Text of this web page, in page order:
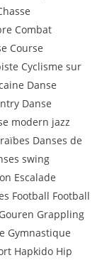
Combat
Course
Cyclisme sur
Danse
Danse
modern jazz
Danses de
swing
Escalade
Football Football
Grappling
Gymnastique
Hapkido Hip